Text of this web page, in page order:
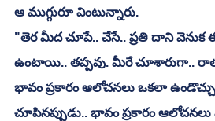
ఆ ముగ్గురూ వింటున్నారు.
"తెర మీద చూపే.. చేసే.. ప్రతి దాని వెనుక ఈ
ఉంటాయి.. తప్పవు. మీరే చూశారుగా..
భావం ప్రకారం ఆలోచనలు ఒకలా
చూపినప్పుడు.. భావం ప్రకారం